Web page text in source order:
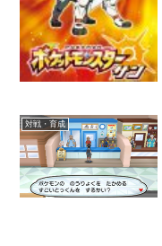
対戦・育成